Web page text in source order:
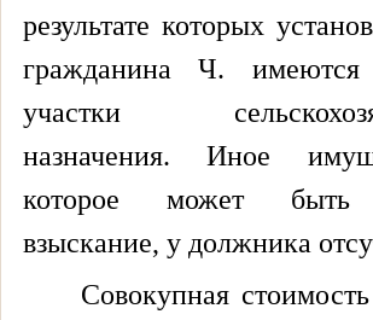
результате которых
гражданина Ч. имеются
участки
назначения. Иное
которое может быть
взыскание, у должника
Совокупная